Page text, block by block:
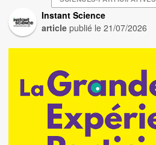
Instant Science
article publié le21/07/2026